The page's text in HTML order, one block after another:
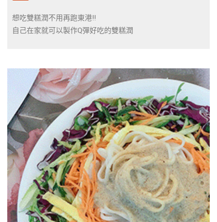
想吃雙糕潤不用再跑東港!!
自己在家就可以製作Q彈好吃的雙糕潤